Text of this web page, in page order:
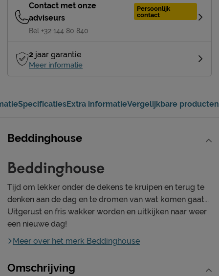
Contact met onze
adviseurs
Persoonlijk
contact
Bel +32 144 80 840
2 jaar garantie
Meer informatie
SpecificatiesExtra informatieVergelijkbare producten
Beddinghouse
Tijd om lekker onder de dekens te kruipen en terug te
denken aan de dag en te dromen van wat komen gaat...
Uitgerust en fris wakker worden en uitkijken naar weer
een nieuwe dag!
Meer over het merk Beddinghouse
Omschrijving